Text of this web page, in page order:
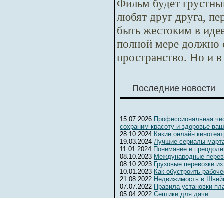
Фильм будет
любят друг друга,
быть жестоким в
полной мере должно
пространство. Но и
Последние новости
15.07.2026 Профессиональная
сохраним красоту и здоровье
28.10.2024 Какие онлайн
19.03.2024 Лучшие сериалы
11.01.2024 Понимание и
08.10.2023 Международные
08.10.2023 Грузовые перевозки
10.01.2023 Как обустроить
21.08.2022 Недвижимость в
07.07.2022 Правила установки
05.04.2022 Септики для дачи